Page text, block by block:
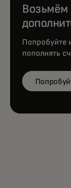
Возьмём
Попробуйте
пополнять